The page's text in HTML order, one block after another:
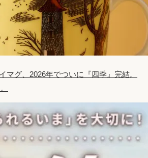
マグ、2026年でついに『四季』完結。